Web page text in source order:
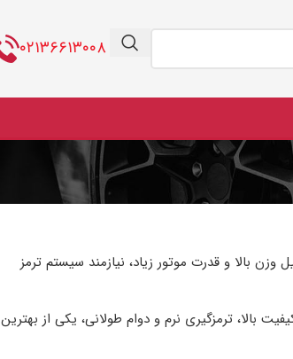
۰۲۱۳۶۶۱۳۰۰۸
بالا و قدرت موتور زیاد، نیازمند سیستم ترمز
بالا، ترمزگیری نرم و دوام طولانی، یکی از بهترین